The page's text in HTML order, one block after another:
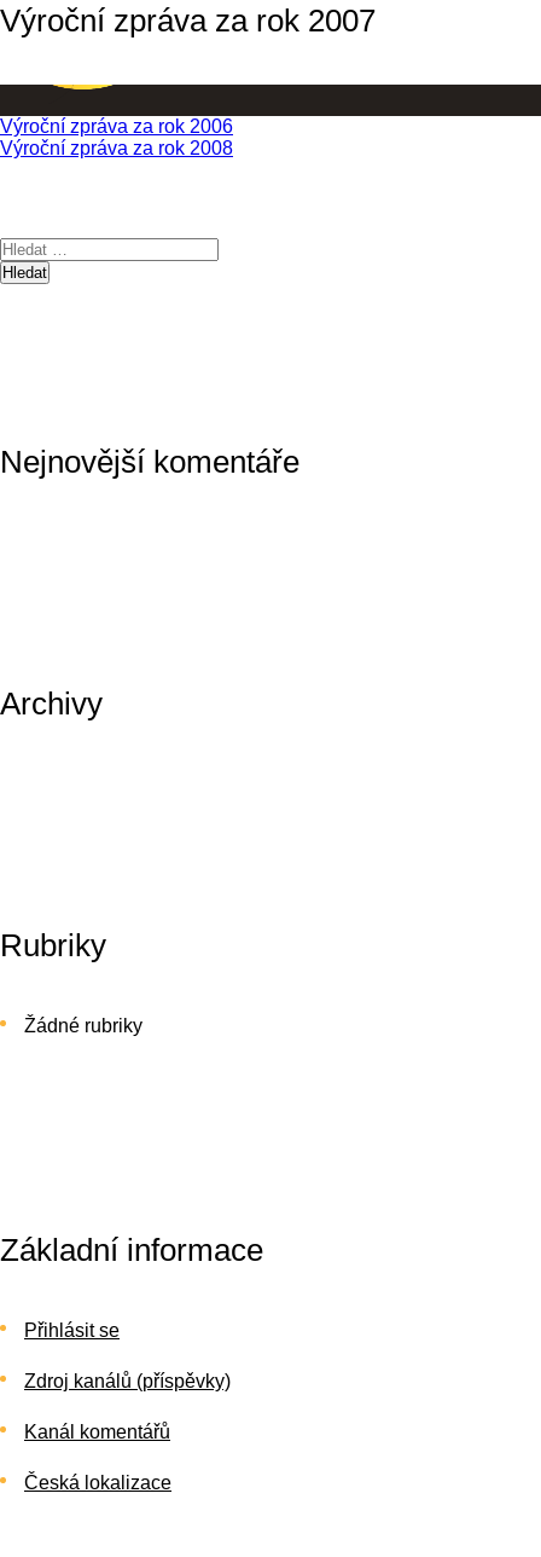
Výroční zpráva za rok 2007
Navigace
Výroční zpráva za rok 2006
Výroční zpráva za rok 2008
Vyhledávání
Nejnovější komentáře
Archivy
Rubriky
Žádné rubriky
Základní informace
Přihlásit se
Zdroj kanálů (příspěvky)
Kanál komentářů
Česká lokalizace